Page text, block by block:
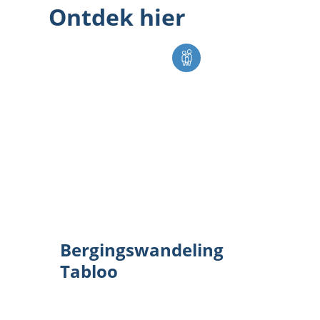
Ontdek hier
Bergingswandeling Tabloo
Bergingswandeling
Tabloo